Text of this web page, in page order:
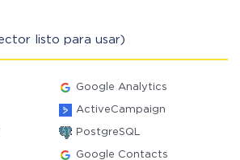
listo para usar)
Google Analytics
ActiveCampaign
PostgreSQL
Google Contacts